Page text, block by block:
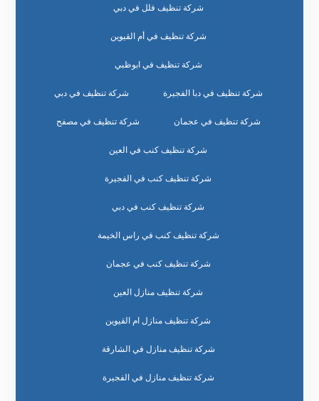
شركة تنظيف فلل في دبي
شركة تنظيف في أم القيوين
شركة تنظيف في ابوظبي
شركة تنظيف في دبا الفجيرة شركة تنظيف في دبي
شركة تنظيف في عجمان شركة تنظيف في مصفح
شركة تنظيف كنب في العين
شركة تنظيف كنب في الفجيرة
شركة تنظيف كنب في دبي
شركة تنظيف كنب في راس الخيمة
شركة تنظيف كنب في عجمان
شركة تنظيف منازل العين
شركة تنظيف منازل ام القيوين
شركة تنظيف منازل في الشارقة
شركة تنظيف منازل في الفجيرة